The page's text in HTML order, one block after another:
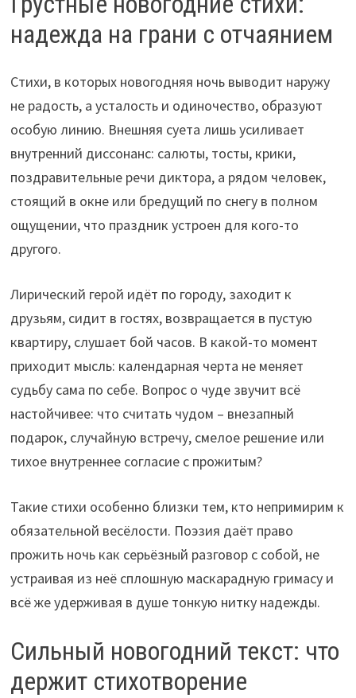
надежда на грани с отчаянием
Стихи, в которых новогодняя ночь выводит наружу
не радость, а усталость и одиночество, образуют
особую линию. Внешняя суета лишь усиливает
внутренний диссонанс: салюты, тосты, крики,
поздравительные речи диктора, а рядом человек,
стоящий в окне или бредущий по снегу в полном
ощущении, что праздник устроен для кого-то
другого.
Лирический герой идёт по городу, заходит к
друзьям, сидит в гостях, возвращается в пустую
квартиру, слушает бой часов. В какой-то момент
приходит мысль: календарная черта не меняет
судьбу сама по себе. Вопрос о чуде звучит всё
настойчивее: что считать чудом – внезапный
подарок, случайную встречу, смелое решение или
тихое внутреннее согласие с прожитым?
Такие стихи особенно близки тем, кто непримирим к
обязательной весёлости. Поэзия даёт право
прожить ночь как серьёзный разговор с собой, не
устраивая из неё сплошную маскарадную гримасу и
всё же удерживая в душе тонкую нитку надежды.
Сильный новогодний текст: что
держит стихотворение